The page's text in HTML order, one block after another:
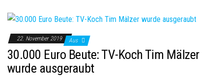
22. November 2019 Aus
30.000 Euro Beute: TV-Koch Tim Mälzer
wurde ausgeraubt